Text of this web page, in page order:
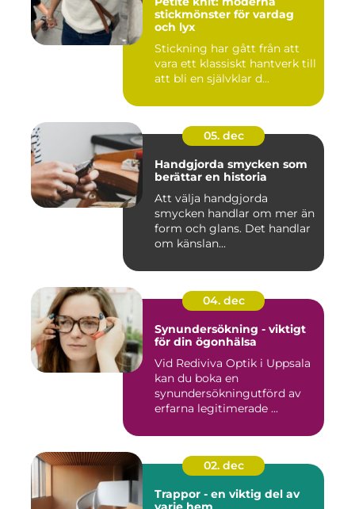
stickmönster för vardag
och lyx
Stickning har gått från att
vara ett klassiskt hantverk till
att bli en självklar d...
05. dec
Handgjorda smycken som
berättar en historia
Att välja handgjorda
smycken handlar om mer än
form och glans. Det handlar
om känslan...
04. dec
Synundersökning - viktigt
för din ögonhälsa
Vid Rediviva Optik i Uppsala
kan du boka en
synundersökningutförd av
erfarna legitimerade ...
02. dec
Trappor - en viktig del av